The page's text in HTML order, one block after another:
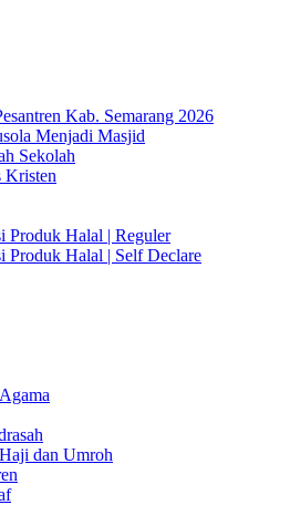
Kab. Semarang 2026
Menjadi Masjid
Sekolah
Kristen
Produk Halal | Reguler
Produk Halal | Self Declare
dan Umroh